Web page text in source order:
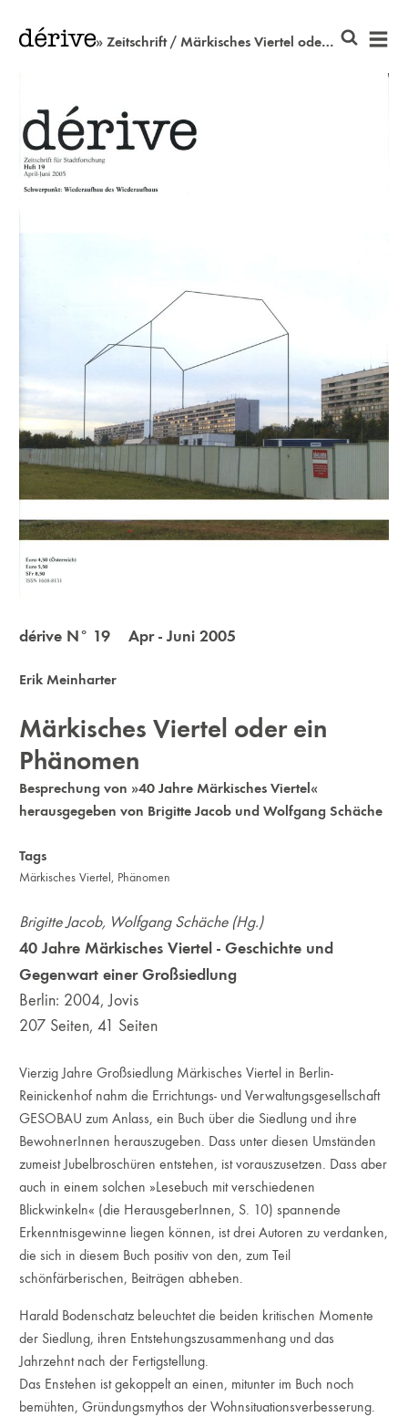
» Zeitschrift / Märkisches Viertel oder ein Phänomen
dérive N° 19 Apr - Juni 2005
Erik Meinharter
Märkisches Viertel oder ein
Phänomen
Besprechung von »40 Jahre Märkisches Viertel«
herausgegeben von Brigitte Jacob und Wolfgang Schäche
Tags
Märkisches Viertel, Phänomen
Brigitte Jacob, Wolfgang Schäche (Hg.)
40 Jahre Märkisches Viertel - Geschichte und
Gegenwart einer Großsiedlung
Berlin: 2004, Jovis
207 Seiten, 41 Seiten
Vierzig Jahre Großsiedlung Märkisches Viertel in Berlin-
Reinickenhof nahm die Errichtungs- und Verwaltungsgesellschaft
GESOBAU zum Anlass, ein Buch über die Siedlung und ihre
BewohnerInnen herauszugeben. Dass unter diesen Umständen
zumeist Jubelbroschüren entstehen, ist vorauszusetzen. Dass aber
auch in einem solchen »Lesebuch mit verschiedenen
Blickwinkeln« (die HerausgeberInnen, S. 10) spannende
Erkenntnisgewinne liegen können, ist drei Autoren zu verdanken,
die sich in diesem Buch positiv von den, zum Teil
schönfärberischen, Beiträgen abheben.
Harald Bodenschatz beleuchtet die beiden kritischen Momente
der Siedlung, ihren Entstehungszusammenhang und das
Jahrzehnt nach der Fertigstellung.
Das Enstehen ist gekoppelt an einen, mitunter im Buch noch
bemühten, Gründungsmythos der Wohnsituationsverbesserung.